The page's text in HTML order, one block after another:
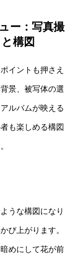
ー：写真撮
構図
イントも押さえ
景、被写体の選
ルバムが映える
も楽しめる構図
うな構図になり
び上がります。
めにして花が前